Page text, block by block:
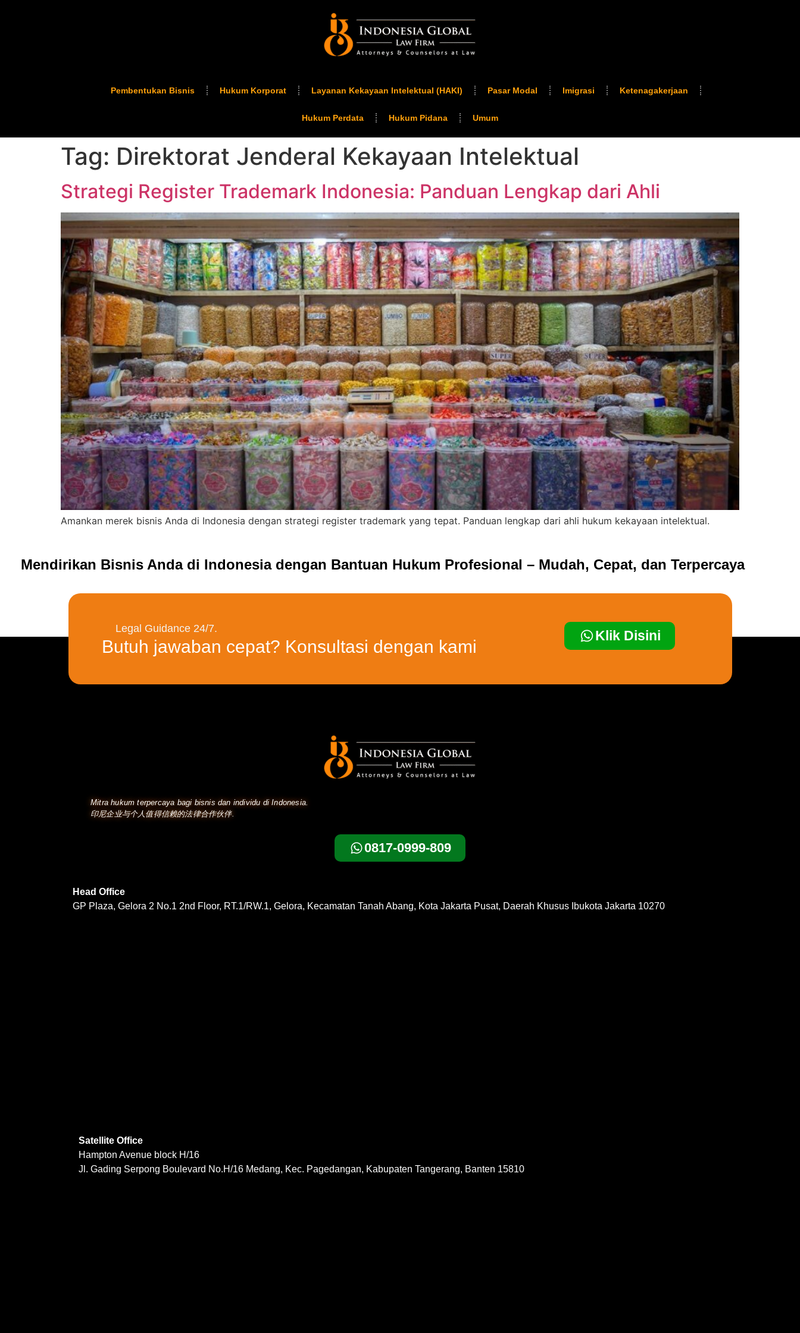
Pembentukan Bisnis Hukum Korporat Layanan Kekayaan Intelektual (HAKI) Pasar Modal Imigrasi Ketenagakerjaan
Hukum Perdata Hukum Pidana Umum
Tag: Direktorat Jenderal Kekayaan Intelektual
Strategi Register Trademark Indonesia: Panduan Lengkap dari Ahli
Amankan merek bisnis Anda di Indonesia dengan strategi register trademark yang tepat. Panduan lengkap dari ahli hukum kekayaan intelektual.
Mendirikan Bisnis Anda di Indonesia dengan Bantuan Hukum Profesional – Mudah, Cepat, dan Terpercaya
Legal Guidance 24/7.
Butuh jawaban cepat? Konsultasi dengan kami
Klik Disini
Mitra hukum terpercaya bagi bisnis dan individu di Indonesia.
印尼企业与个人值得信赖的法律合作伙伴.
0817-0999-809
Head Office
GP Plaza, Gelora 2 No.1 2nd Floor, RT.1/RW.1, Gelora, Kecamatan Tanah Abang, Kota Jakarta Pusat, Daerah Khusus Ibukota Jakarta 10270
Satellite Office
Hampton Avenue block H/16
Jl. Gading Serpong Boulevard No.H/16 Medang, Kec. Pagedangan, Kabupaten Tangerang, Banten 15810